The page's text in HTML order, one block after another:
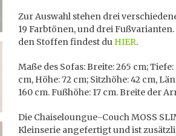
Zur Auswahl stehen drei
19 Farbtönen, und drei
den Stoffen findest du HIER.
Maße des Sofas: Breite: 265 cm;
cm, Höhe: 72 cm; Sitzhöhe: 42 cm,
160 cm. Fußhöhe: 17 cm. Breite der
Die Chaiseloungue-Couch MOSS
Kleinserie angefertigt und ist